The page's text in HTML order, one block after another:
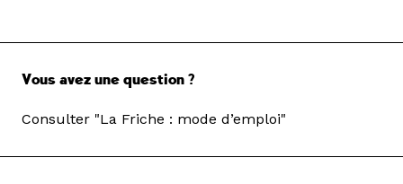
Vous avez une question ?
Consulter "La Friche : mode d’emploi"